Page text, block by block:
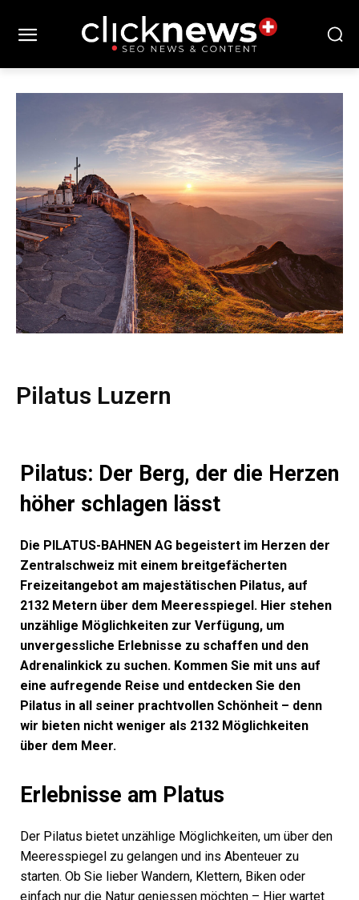
Pilatus Luzern
Pilatus: Der Berg, der die Herzen
höher schlagen lässt
Die PILATUS-BAHNEN AG begeistert im Herzen der
Zentralschweiz mit einem breitgefächerten
Freizeitangebot am majestätischen Pilatus, auf
2132 Metern über dem Meeresspiegel. Hier stehen
unzählige Möglichkeiten zur Verfügung, um
unvergessliche Erlebnisse zu schaffen und den
Adrenalinkick zu suchen. Kommen Sie mit uns auf
eine aufregende Reise und entdecken Sie den
Pilatus in all seiner prachtvollen Schönheit – denn
wir bieten nicht weniger als 2132 Möglichkeiten
über dem Meer.
Erlebnisse am Platus
Der Pilatus bietet unzählige Möglichkeiten, um über den
Meeresspiegel zu gelangen und ins Abenteuer zu
starten. Ob Sie lieber Wandern, Klettern, Biken oder
einfach nur die Natur geniessen möchten – Hier wartet